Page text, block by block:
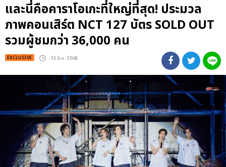
และนี่คือคาราโอเกะที่ใหญ่ที่สุด! ประมวล
ภาพคอนเสิร์ต NCT 127 บัตร SOLD OUT
รวมผู้ชมกว่า 36,000 คน
EXCLUSIVE : 13 มี.ค. 2568